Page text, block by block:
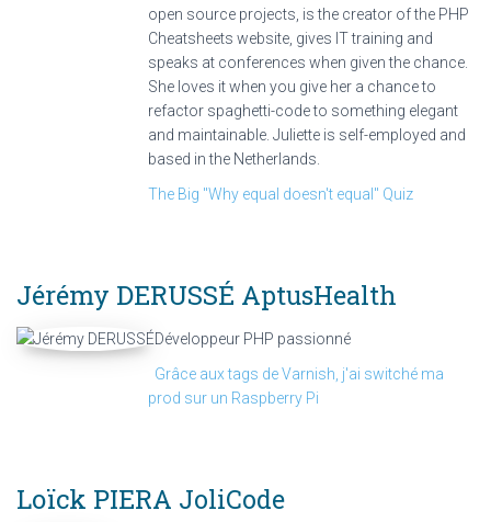
open source projects, is the creator of the PHP
Cheatsheets website, gives IT training and
speaks at conferences when given the chance.
She loves it when you give her a chance to
refactor spaghetti-code to something elegant
and maintainable. Juliette is self-employed and
based in the Netherlands.
The Big "Why equal doesn't equal" Quiz
Jérémy DERUSSÉ AptusHealth
Développeur PHP passionné
Grâce aux tags de Varnish, j'ai switché ma
prod sur un Raspberry Pi
Loïck PIERA JoliCode